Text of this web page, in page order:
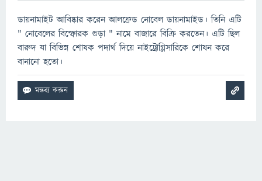
ডায়নামাইট আবিষ্কার করেন আলফ্রেড নোবেল ডায়নামাইড। তিনি এটি
" নোবেলের বিস্ফোরক গুড়া " নামে বাজারে বিক্রি করতেন। এটি ছিল
বারুদ যা বিভিন্ন শোষক পদার্থ দিয়ে নাইট্রোগ্লিসারিকে শোষন করে
বানানো হতো।